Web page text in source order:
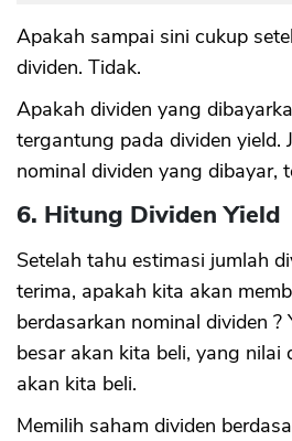
Apakah sampai sini cukup
dividen. Tidak.
Apakah dividen yang
tergantung pada dividen yield.
nominal dividen yang dibayar,
6. Hitung Dividen Yield
Setelah tahu estimasi jumlah
terima, apakah kita akan
berdasarkan nominal dividen ?
besar akan kita beli, yang nilai
akan kita beli.
Memilih saham dividen